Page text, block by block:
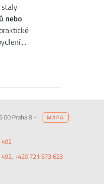
nebo
00 Praha 8 -
MAPA
, +420 721 573 623